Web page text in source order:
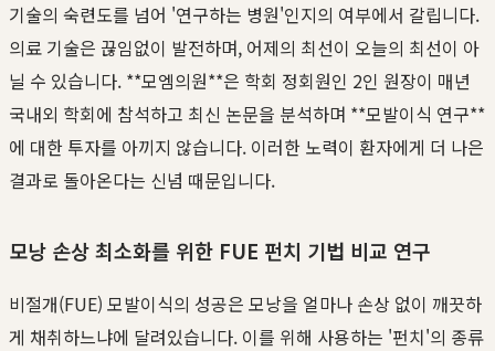
기술의 숙련도를 넘어 '연구하는 병원'인지의 여부에서 갈립니다.
의료 기술은 끊임없이 발전하며, 어제의 최선이 오늘의 최선이 아
닐 수 있습니다. **모엠의원**은 학회 정회원인 2인 원장이 매년
국내외 학회에 참석하고 최신 논문을 분석하며 **모발이식 연구**
에 대한 투자를 아끼지 않습니다. 이러한 노력이 환자에게 더 나은
결과로 돌아온다는 신념 때문입니다.
모낭 손상 최소화를 위한 FUE 펀치 기법 비교 연구
비절개(FUE) 모발이식의 성공은 모낭을 얼마나 손상 없이 깨끗하
게 채취하느냐에 달려있습니다. 이를 위해 사용하는 '펀치'의 종류